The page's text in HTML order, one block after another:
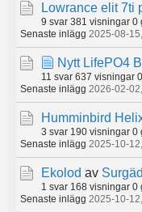
Lowrance elit 7ti
9 svar 381 visningar 0
Senaste inlägg 2025-08-
Nytt LifePO4
11 svar 637 visningar
Senaste inlägg 2026-02-
Humminbird
3 svar 190 visningar 0
Senaste inlägg 2025-10-
Ekolod av
1 svar 168 visningar 0
Senaste inlägg 2025-10-